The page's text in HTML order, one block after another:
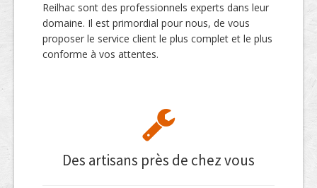
Reilhac sont des professionnels experts dans leur
domaine. Il est primordial pour nous, de vous
proposer le service client le plus complet et le plus
conforme à vos attentes.
Des artisans près de chez vous